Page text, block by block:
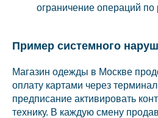
ограничение операций по
Пример системного
Магазин одежды в Москве
оплату картами через
предписание активировать
технику. В каждую смену